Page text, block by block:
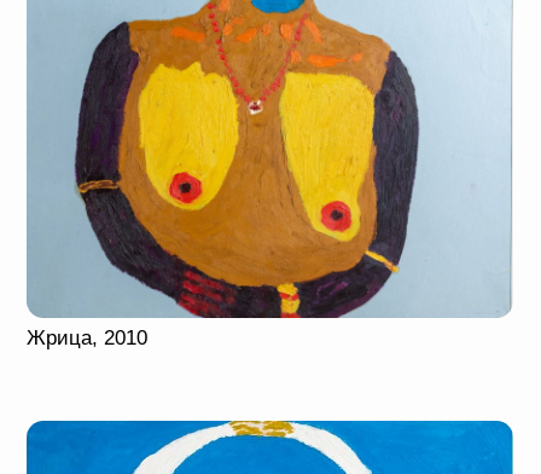
Кошка Масяня по заданию Партии исследует
спутник Сатурна Титан, 2017
Графика